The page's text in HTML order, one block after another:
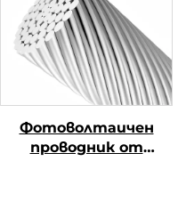
Фотоволтаичен
проводник от